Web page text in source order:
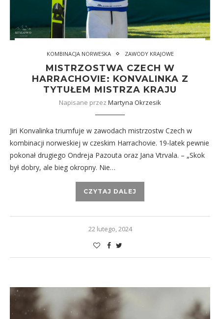
KOMBINACJA NORWESKA ZAWODY KRAJOWE
MISTRZOSTWA CZECH W
HARRACHOVIE: KONVALINKA Z
TYTUŁEM MISTRZA KRAJU
Napisane przez Martyna Okrzesik
Jiri Konvalinka triumfuje w zawodach mistrzostw Czech w
kombinacji norweskiej w czeskim Harrachovie. 19-latek pewnie
pokonał drugiego Ondreja Pazouta oraz Jana Vtrvala. – „Skok
był dobry, ale bieg okropny. Nie…
CZYTAJ DALEJ
22 lutego, 2024